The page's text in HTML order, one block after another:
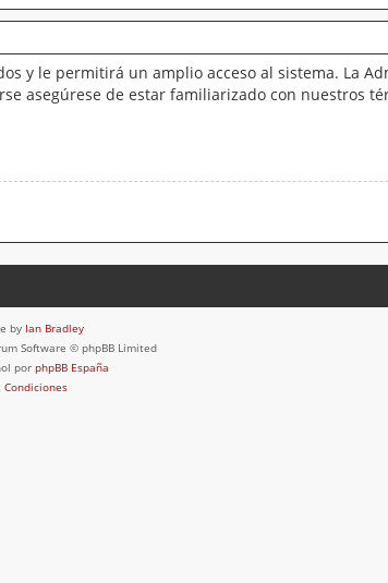
y le permitirá un amplio acceso al sistema. La
asegúrese de estar familiarizado con nuestros
by Ian Bradley
Software © phpBB Limited
por phpBB España
Condiciones